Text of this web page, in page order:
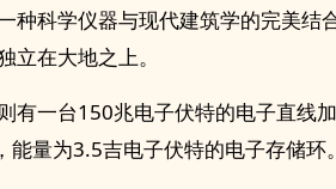
种科学仪器与现代建筑学的完美结
立在大地之上。
有一台150兆电子伏特的电子直线
能量为3.5吉电子伏特的电子存储环。